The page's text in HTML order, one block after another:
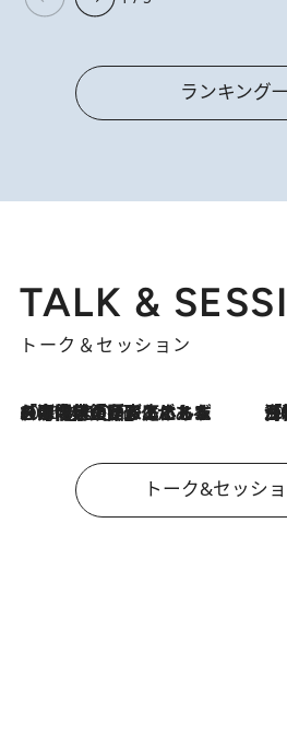
ランキング
TALK &
トーク＆セッション
2026.8.3
「今後値上げがあるとすれば…」「リスクがあるのは今年の冬」エネルギー専門家が語る、ホルムズ海峡封鎖が家庭にもたらす“ある心配” 「住宅建てられない…
トーク&セッシ